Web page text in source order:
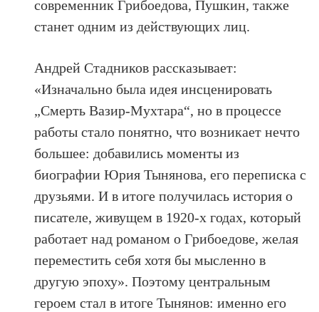
современник Грибоедова, Пушкин, также
станет одним из действующих лиц.
Андрей Стадников рассказывает:
«Изначально была идея инсценировать
„Смерть Вазир-Мухтара“, но в процессе
работы стало понятно, что возникает нечто
большее: добавились моменты из
биографии Юрия Тынянова, его переписка с
друзьями. И в итоге получилась история о
писателе, живущем в 1920-х годах, который
работает над романом о Грибоедове, желая
переместить себя хотя бы мысленно в
другую эпоху». Поэтому центральным
героем стал в итоге Тынянов: именно его